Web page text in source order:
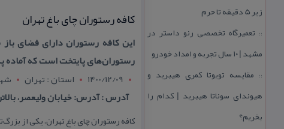
زیر 5 دقیقه تا حرم
:: تعمیرگاه تخصصی رنو داستر در
مشهد | ۱۰ سال تجربه و امداد خودرو
:: مقایسه تویوتا كمری هیبرید و
هیوندای سوناتا هیبرید | كدام را
بخریم؟
كافه رستوران چای باغ تهران
رستوران‌های پایتخت است كه آماده
1400/12/09
استان : تهران
آدرس : آدرس: خیابان ولیعصر، بالاتر از میدان
كافه رستوران چای باغ تهران، یكی از